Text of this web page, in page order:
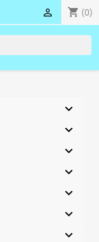
shopping_cart (0)
